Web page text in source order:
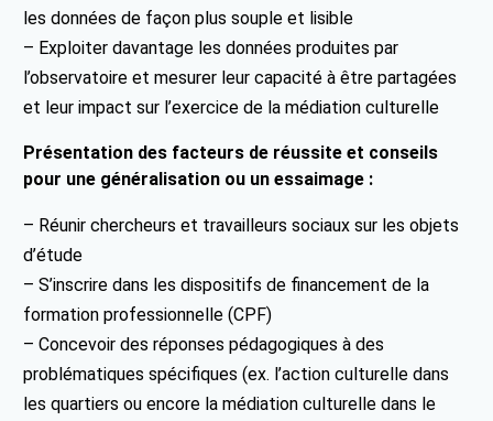
les données de façon plus souple et lisible
– Exploiter davantage les données produites par
l’observatoire et mesurer leur capacité à être partagées
et leur impact sur l’exercice de la médiation culturelle
Présentation des facteurs de réussite et conseils
pour une généralisation ou un essaimage :
– Réunir chercheurs et travailleurs sociaux sur les objets
d’étude
– S’inscrire dans les dispositifs de financement de la
formation professionnelle (CPF)
– Concevoir des réponses pédagogiques à des
problématiques spécifiques (ex. l’action culturelle dans
les quartiers ou encore la médiation culturelle dans le